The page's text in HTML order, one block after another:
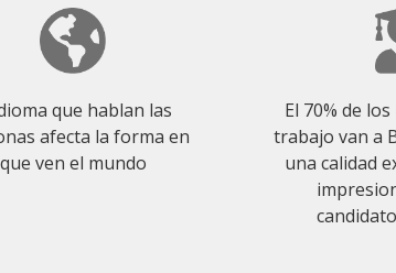
que hablan las
afecta la forma en
que ven el mundo
El 70% de
trabajo van a
una calidad